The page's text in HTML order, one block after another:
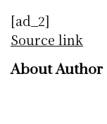
[ad_2]
Source link
About Author